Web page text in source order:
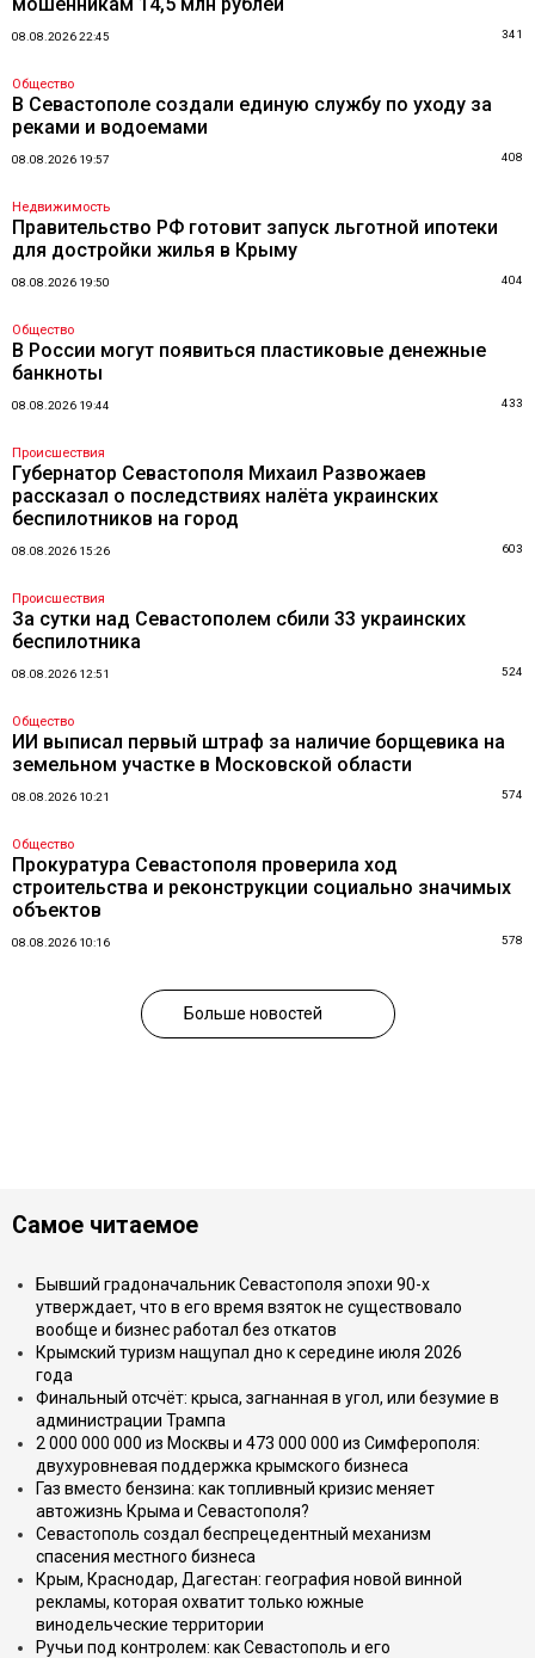
08.08.2026 22:45 341
Общество
В Севастополе создали единую службу по уходу за
реками и водоемами
08.08.2026 19:57 408
Недвижимость
Правительство РФ готовит запуск льготной ипотеки
для достройки жилья в Крыму
08.08.2026 19:50 404
Общество
В России могут появиться пластиковые денежные
банкноты
08.08.2026 19:44 433
Происшествия
Губернатор Севастополя Михаил Развожаев
рассказал о последствиях налёта украинских
беспилотников на город
08.08.2026 15:26 603
Происшествия
За сутки над Севастополем сбили 33 украинских
беспилотника
08.08.2026 12:51 524
Общество
ИИ выписал первый штраф за наличие борщевика на
земельном участке в Московской области
08.08.2026 10:21 574
Общество
Прокуратура Севастополя проверила ход
строительства и реконструкции социально значимых
объектов
08.08.2026 10:16 578
Больше новостей
Самое читаемое
Бывший градоначальник Севастополя эпохи 90-х
утверждает, что в его время взяток не существовало
вообще и бизнес работал без откатов
Крымский туризм нащупал дно к середине июля 2026
года
Финальный отсчёт: крыса, загнанная в угол, или безумие в
администрации Трампа
2 000 000 000 из Москвы и 473 000 000 из Симферополя:
двухуровневая поддержка крымского бизнеса
Газ вместо бензина: как топливный кризис меняет
автожизнь Крыма и Севастополя?
Севастополь создал беспрецедентный механизм
спасения местного бизнеса
Крым, Краснодар, Дагестан: география новой винной
рекламы, которая охватит только южные
винодельческие территории
Ручьи под контролем: как Севастополь и его